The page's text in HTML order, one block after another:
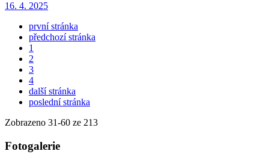
16. 4. 2025
první stránka
předchozí stránka
1
2
3
4
další stránka
poslední stránka
Zobrazeno 31-60 ze 213
Fotogalerie